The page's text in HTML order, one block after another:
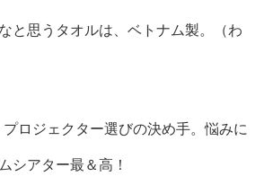
と思うタオルは、ベトナム製。（わ
プロジェクター選びの決め手。悩みに
シアター最＆高！